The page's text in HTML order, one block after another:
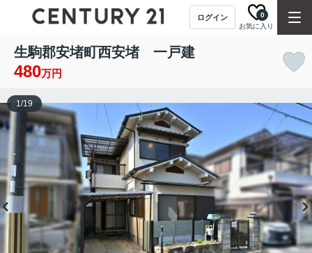
ログイン
お気に入り
0
生駒郡安堵町西安堵 一戸建
480万円
1/19